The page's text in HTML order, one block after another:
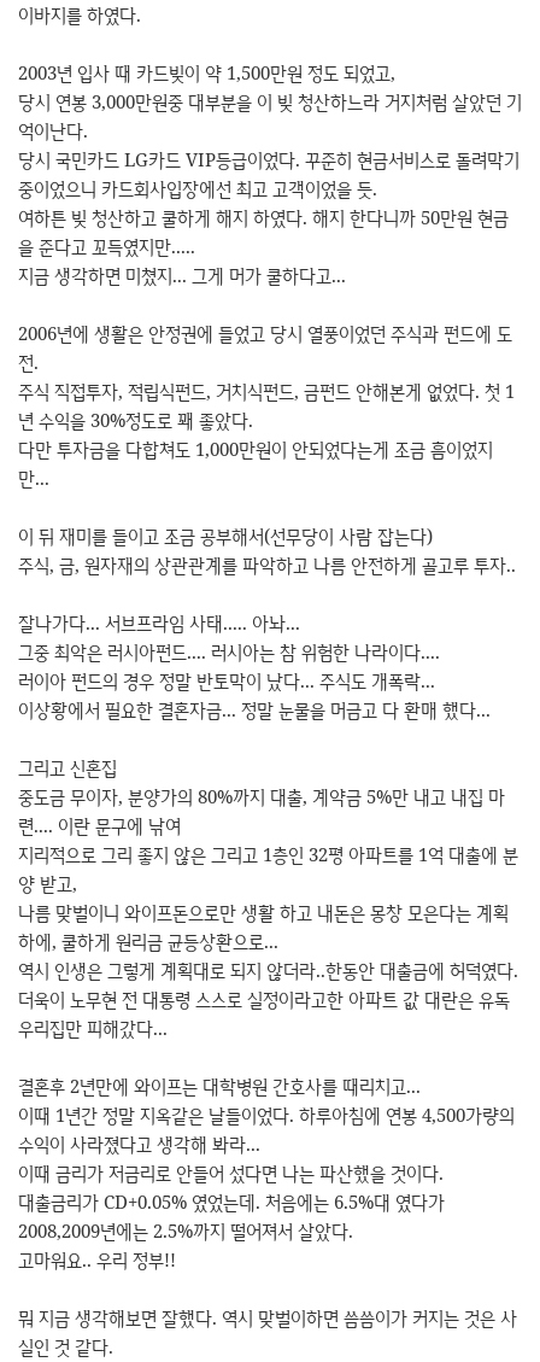
이바지를 하였다.
2003년 입사 때 카드빚이 약 1,500만원 정도 되었고,
당시 연봉 3,000만원중 대부분을 이 빚 청산하느라 거지처럼 살았던 기
억이난다.
당시 국민카드 LG카드 VIP등급이었다. 꾸준히 현금서비스로 돌려막기
중이었으니 카드회사입장에선 최고 고객이었을 듯.
여하튼 빚 청산하고 쿨하게 해지 하였다. 해지 한다니까 50만원 현금
을 준다고 꼬득였지만.....
지금 생각하면 미쳤지... 그게 머가 쿨하다고...
2006년에 생활은 안정권에 들었고 당시 열풍이었던 주식과 펀드에 도
전.
주식 직접투자, 적립식펀드, 거치식펀드, 금펀드 안해본게 없었다. 첫 1
년 수익을 30%정도로 꽤 좋았다.
다만 투자금을 다합쳐도 1,000만원이 안되었다는게 조금 흠이었지
만...
이 뒤 재미를 들이고 조금 공부해서(선무당이 사람 잡는다)
주식, 금, 원자재의 상관관계를 파악하고 나름 안전하게 골고루 투자..
잘나가다... 서브프라임 사태..... 아놔...
그중 최악은 러시아펀드.... 러시아는 참 위험한 나라이다....
러이아 펀드의 경우 정말 반토막이 났다... 주식도 개폭락...
이상황에서 필요한 결혼자금... 정말 눈물을 머금고 다 환매 했다...
그리고 신혼집
중도금 무이자, 분양가의 80%까지 대출, 계약금 5%만 내고 내집 마
련.... 이란 문구에 낚여
지리적으로 그리 좋지 않은 그리고 1층인 32평 아파트를 1억 대출에 분
양 받고,
나름 맞벌이니 와이프돈으로만 생활 하고 내돈은 몽창 모은다는 계획
하에, 쿨하게 원리금 균등상환으로...
역시 인생은 그렇게 계획대로 되지 않더라..한동안 대출금에 허덕였다.
더욱이 노무현 전 대통령 스스로 실정이라고한 아파트 값 대란은 유독
우리집만 피해갔다...
결혼후 2년만에 와이프는 대학병원 간호사를 때리치고...
이때 1년간 정말 지옥같은 날들이었다. 하루아침에 연봉 4,500가량의
수익이 사라졌다고 생각해 봐라...
이때 금리가 저금리로 안들어 섰다면 나는 파산했을 것이다.
대출금리가 CD+0.05% 였었는데. 처음에는 6.5%대 였다가
2008,2009년에는 2.5%까지 떨어져서 살았다.
고마워요.. 우리 정부!!
뭐 지금 생각해보면 잘했다. 역시 맞벌이하면 씀씀이가 커지는 것은 사
실인 것 같다.